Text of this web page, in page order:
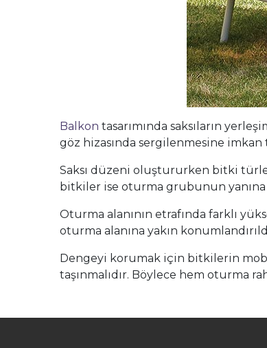
Balkon tasarımında saksıların
göz hizasında sergilenmesine
Saksı düzeni oluştururken bitki
bitkiler ise oturma grubunun
Oturma alanının etrafında farklı
oturma alanına yakın
Dengeyi korumak için bitkilerin
taşınmalıdır. Böylece hem oturma